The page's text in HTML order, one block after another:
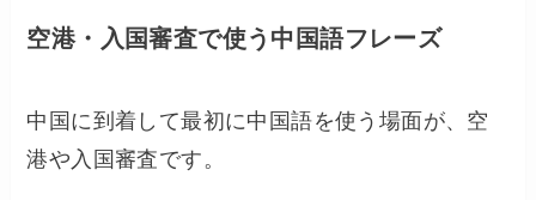
空港・入国審査で使う中国語フレーズ
中国に到着して最初に中国語を使う場面が、空
港や入国審査です。